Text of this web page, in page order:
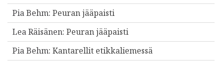
Pia Behm: Peuran jääpaisti
Lea Räisänen: Peuran jääpaisti
Pia Behm: Kantarellit etikkaliemessä